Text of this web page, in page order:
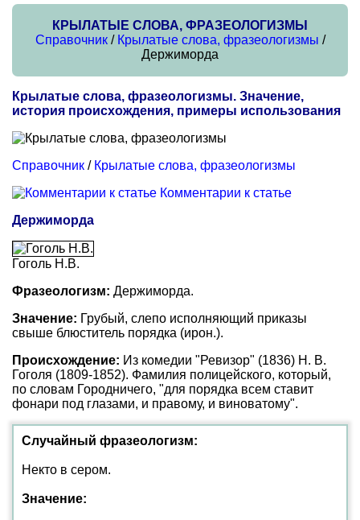
КРЫЛАТЫЕ СЛОВА, ФРАЗЕОЛОГИЗМЫ
Справочник/ Крылатые слова, фразеологизмы /
Держиморда
Крылатые слова, фразеологизмы. Значение,
история происхождения, примеры использования
Справочник / Крылатые слова, фразеологизмы
Комментарии к статье
Держиморда
Гоголь Н.В.
Фразеологизм: Держиморда.
Значение: Грубый, слепо исполняющий приказы
свыше блюститель порядка (ирон.).
Происхождение: Из комедии "Ревизор" (1836) Н. В.
Гоголя (1809-1852). Фамилия полицейского, который,
по словам Городничего, "для порядка всем ставит
фонари под глазами, и правому, и виноватому".
Случайный фразеологизм:
Некто в сером.
Значение: